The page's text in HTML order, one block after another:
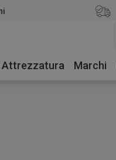
Attrezzatura Marchi